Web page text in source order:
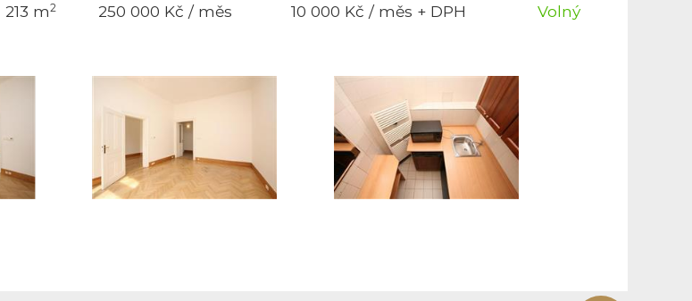
213 m2 250 000 Kč / měs 10 000 Kč / měs + DPH Volný